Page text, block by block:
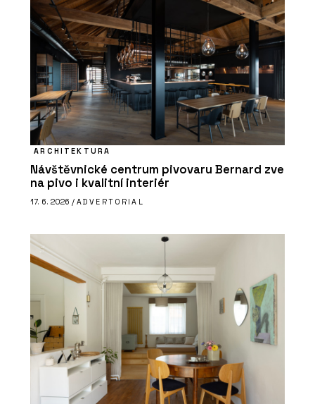
ARCHITEKTURA
Návštěvnické centrum pivovaru Bernard zve
na pivo i kvalitní interiér
17. 6. 2026 / ADVERTORIAL